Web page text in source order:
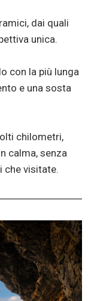
dai quali
unica.
con la più lunga
e una sosta
chilometri,
calma, senza
che visitate.